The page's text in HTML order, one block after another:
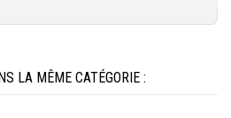
LA MÊME CATÉGORIE :